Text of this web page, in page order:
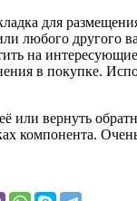
для
любого другого
на
в покупке.
или вернуть
компонента.